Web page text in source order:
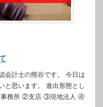
会計士の熊谷です。 今日は
と思います。 進出形態とし
事務所 ②支店 ③現地法人 ④